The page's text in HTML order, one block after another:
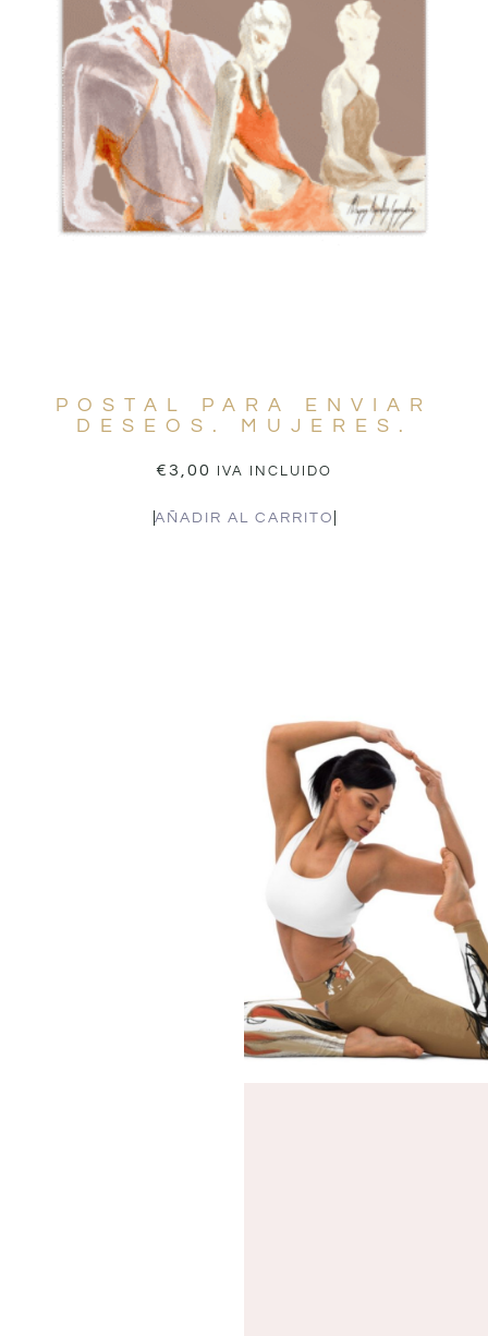
POSTAL PARA ENVIAR
DESEOS. MUJERES.
€3,00 IVA INCLUIDO
AÑADIR AL CARRITO